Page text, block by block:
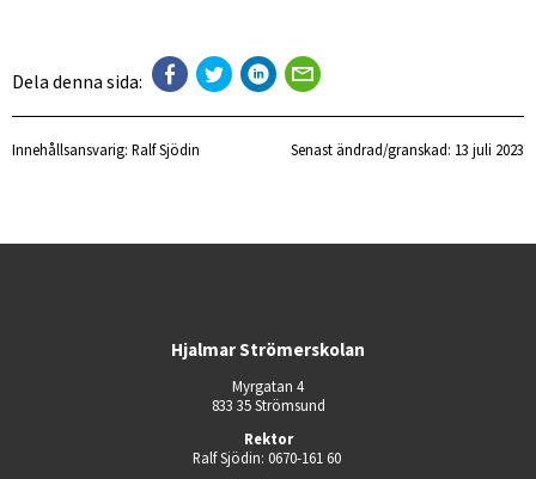
Dela denna sida:
Innehållsansvarig: Ralf Sjödin Senast ändrad/granskad: 13 juli 2023
Hjalmar Strömerskolan
Myrgatan 4
833 35 Strömsund
Rektor
Ralf Sjödin: 0670-161 60